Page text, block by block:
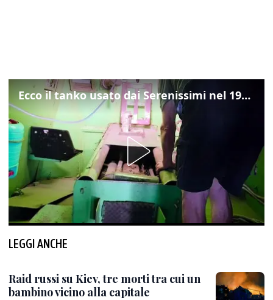
Ecco il tanko usato dai Serenissimi nel 1997 per il blitz a San Marco
LEGGI ANCHE
Raid russi su Kiev, tre morti tra cui un
bambino vicino alla capitale